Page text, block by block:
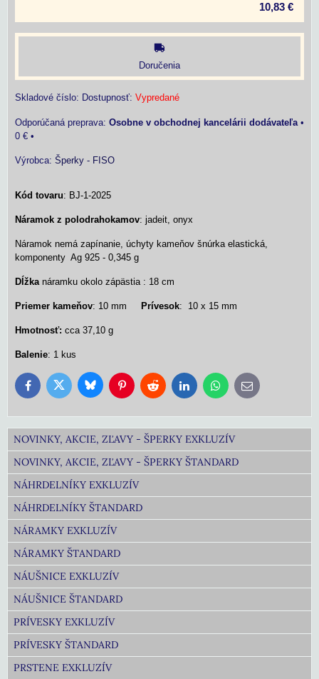
10,83 €
Doručenia
Skladové číslo: Dostupnosť: Vypredané
Osobne v obchodnej kancelárii dodávateľa•
0 € •
Výrobca: Šperky - FISO
Kód tovaru: BJ-1-2025
Náramok z polodrahokamov: jadeit, onyx
Náramok nemá zapínanie, úchyty kameňov šnúrka elastická,
komponenty Ag 925 - 0,345 g
Dĺžkanáramku okolo zápästia : 18 cm
Priemer kameňov: 10 mm Prívesok: 10 x 15 mm
Hmotnosť: cca 37,10 g
Balenie: 1 kus
FacebookTwitter BlueskyPinterestReddit LinkedInWhatsApp
E-
mail
NOVINKY, AKCIE, ZĽAVY - ŠPERKY EXKLUZÍV
NOVINKY, AKCIE, ZĽAVY - ŠPERKY ŠTANDARD
NÁHRDELNÍKY EXKLUZÍV
NÁHRDELNÍKY ŠTANDARD
NÁRAMKY EXKLUZÍV
NÁRAMKY ŠTANDARD
NÁUŠNICE EXKLUZÍV
NÁUŠNICE ŠTANDARD
PRÍVESKY EXKLUZÍV
PRÍVESKY ŠTANDARD
PRSTENE EXKLUZÍV